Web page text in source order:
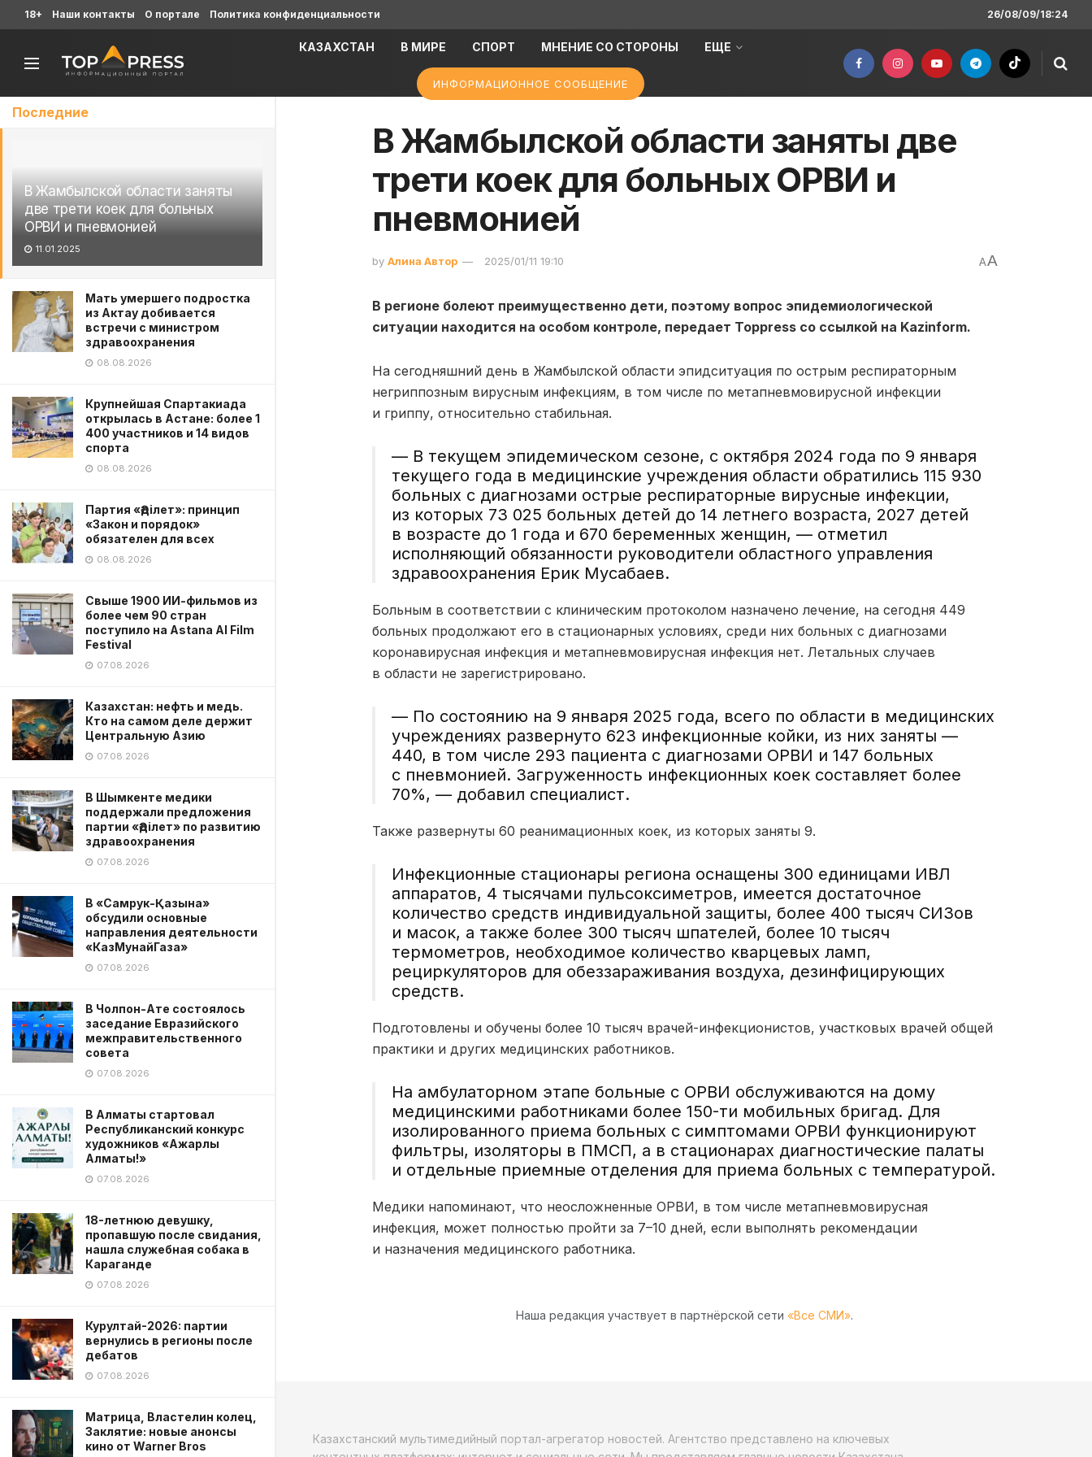
Последние
В Жамбылской области заняты
две трети коек для больных
ОРВИ и пневмонией
11.01.2025
Мать умершего подростка
из Актау добивается
встречи с министром
здравоохранения
08.08.2026
Крупнейшая Спартакиада
открылась в Астане: более 1
400 участников и 14 видов
спорта
08.08.2026
Партия «Әділет»: принцип
«Закон и порядок»
обязателен для всех
08.08.2026
Свыше 1900 ИИ-фильмов из
более чем 90 стран
поступило на Astana AI Film
Festival
07.08.2026
Казахстан: нефть и медь.
Кто на самом деле держит
Центральную Азию
07.08.2026
В Шымкенте медики
поддержали предложения
партии «Әділет» по развитию
здравоохранения
07.08.2026
В «Самрук-Қазына»
обсудили основные
направления деятельности
«КазМунайГаза»
07.08.2026
В Чолпон-Ате состоялось
заседание Евразийского
межправительственного
совета
07.08.2026
В Алматы стартовал
Республиканский конкурс
художников «Ажарлы
Алматы!»
07.08.2026
18-летнюю девушку,
пропавшую после свидания,
нашла служебная собака в
Караганде
07.08.2026
Курултай-2026: партии
вернулись в регионы после
дебатов
07.08.2026
Матрица, Властелин колец,
Заклятие: новые анонсы
кино от Warner Bros
18+ Наши контакты О портале Политика конфиденциальности 26/08/09/18:24
КАЗАХСТАН В МИРЕ СПОРТ МНЕНИЕ СО СТОРОНЫ ЕЩЕ
ИНФОРМАЦИОННОЕ СООБЩЕНИЕ
В Жамбылской области заняты две
трети коек для больных ОРВИ и
пневмонией
by Алина Автор 2025/01/11 19:10 AA
В регионе болеют преимущественно дети, поэтому вопрос эпидемиологической
ситуации находится на особом контроле, передает Toppress со ссылкой на Kazinform.
На сегодняшний день в Жамбылской области эпидситуация по острым респираторным
негриппозным вирусным инфекциям, в том числе по метапневмовирусной инфекции
и гриппу, относительно стабильная.
— В текущем эпидемическом сезоне, с октября 2024 года по 9 января
текущего года в медицинские учреждения области обратились 115 930
больных с диагнозами острые респираторные вирусные инфекции,
из которых 73 025 больных детей до 14 летнего возраста, 2027 детей
в возрасте до 1 года и 670 беременных женщин, — отметил
исполняющий обязанности руководители областного управления
здравоохранения Ерик Мусабаев.
Больным в соответствии с клиническим протоколом назначено лечение, на сегодня 449
больных продолжают его в стационарных условиях, среди них больных с диагнозами
коронавирусная инфекция и метапневмовирусная инфекция нет. Летальных случаев
в области не зарегистрировано.
— По состоянию на 9 января 2025 года, всего по области в медицинских
учреждениях развернуто 623 инфекционные койки, из них заняты —
440, в том числе 293 пациента с диагнозами ОРВИ и 147 больных
с пневмонией. Загруженность инфекционных коек составляет более
70%, — добавил специалист.
Также развернуты 60 реанимационных коек, из которых заняты 9.
Инфекционные стационары региона оснащены 300 единицами ИВЛ
аппаратов, 4 тысячами пульсоксиметров, имеется достаточное
количество средств индивидуальной защиты, более 400 тысяч СИЗов
и масок, а также более 300 тысяч шпателей, более 10 тысяч
термометров, необходимое количество кварцевых ламп,
рециркуляторов для обеззараживания воздуха, дезинфицирующих
средств.
Подготовлены и обучены более 10 тысяч врачей-инфекционистов, участковых врачей общей
практики и других медицинских работников.
На амбулаторном этапе больные с ОРВИ обслуживаются на дому
медицинскими работниками более 150-ти мобильных бригад. Для
изолированного приема больных с симптомами ОРВИ функционируют
фильтры, изоляторы в ПМСП, а в стационарах диагностические палаты
и отдельные приемные отделения для приема больных с температурой.
Медики напоминают, что неосложненные ОРВИ, в том числе метапневмовирусная
инфекция, может полностью пройти за 7–10 дней, если выполнять рекомендации
и назначения медицинского работника.
Наша редакция участвует в партнёрской сети «Все СМИ».
Казахстанский мультимедийный портал-агрегатор новостей. Агентство представлено на ключевых